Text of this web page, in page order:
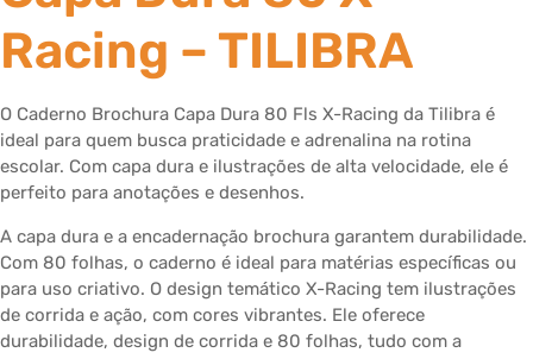
Racing – TILIBRA
O Caderno Brochura Capa Dura 80 Fls X-Racing da Tilibra é
ideal para quem busca praticidade e adrenalina na rotina
escolar. Com capa dura e ilustrações de alta velocidade, ele é
perfeito para anotações e desenhos.
A capa dura e a encadernação brochura garantem durabilidade.
Com 80 folhas, o caderno é ideal para matérias específicas ou
para uso criativo. O design temático X-Racing tem ilustrações
de corrida e ação, com cores vibrantes. Ele oferece
durabilidade, design de corrida e 80 folhas, tudo com a